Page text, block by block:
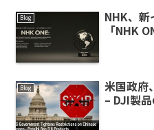
Blog
NHK、新
「NHK
Blog
米国政府
– DJI製